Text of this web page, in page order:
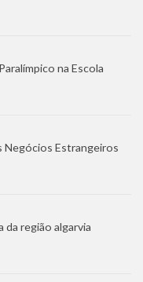
na Escola
Negócios Estrangeiros
região algarvia